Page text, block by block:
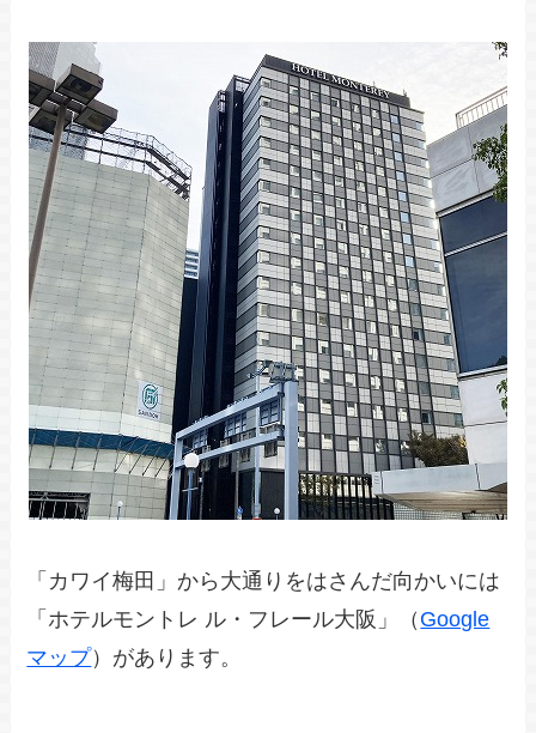
「カワイ梅田」から大通りをはさんだ向かいには
「ホテルモントレ ル・フレール大阪」（ Google
マップ）があります。